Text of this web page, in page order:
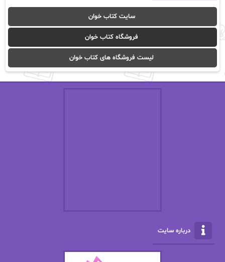
آوا موسوی آیدا (Aixi)
آیدا باقری آیسان صادقی
ا_اصغر زاده ا_اصغرزاده
اریک مورگنشترن از نیلوفر لاری
الناز محمدی
سایت کتاب خوان
فروشگاه کتاب خوان
لیست فروشگاه های کتاب خوان
درباره سایت